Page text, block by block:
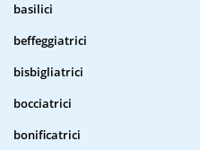
basilici
beffeggiatrici
bisbigliatrici
bocciatrici
bonificatrici